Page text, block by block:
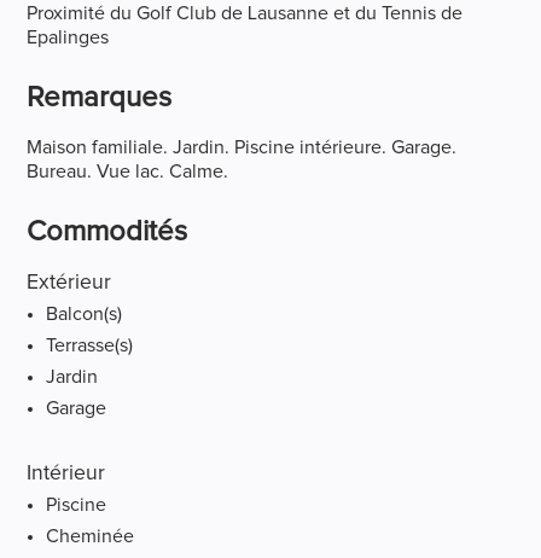
Proximité du Golf Club de Lausanne et du Tennis de
Epalinges
Remarques
Maison familiale. Jardin. Piscine intérieure. Garage.
Bureau. Vue lac. Calme.
Commodités
Extérieur
Balcon(s)
Terrasse(s)
Jardin
Garage
Intérieur
Piscine
Cheminée